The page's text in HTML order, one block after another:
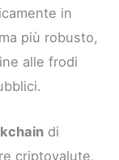
in
più robusto,
alle frodi
di
criptovalute,